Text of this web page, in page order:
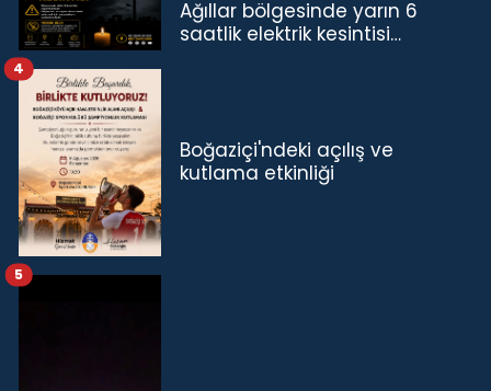
Ağıllar bölgesinde yarın 6
saatlik elektrik kesintisi…
Boğaziçi'ndeki açılış ve
kutlama etkinliği
4
5